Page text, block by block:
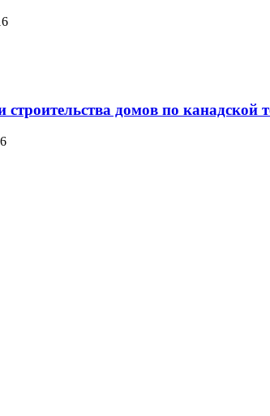
строительства домов по канадской